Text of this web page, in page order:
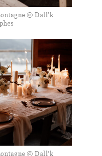
© Dall’k
© Dall’k